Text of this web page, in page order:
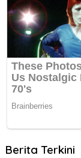
Berita Terkini